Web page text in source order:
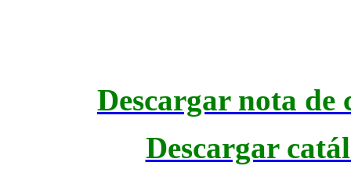
Descargar nota de
Descargar